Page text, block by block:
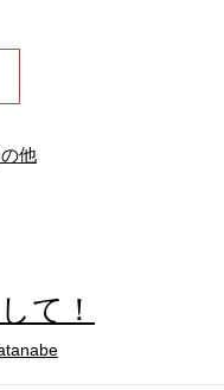
他
て！